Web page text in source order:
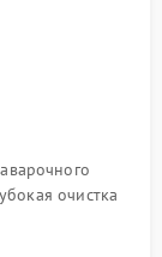
очистка
и накипи.